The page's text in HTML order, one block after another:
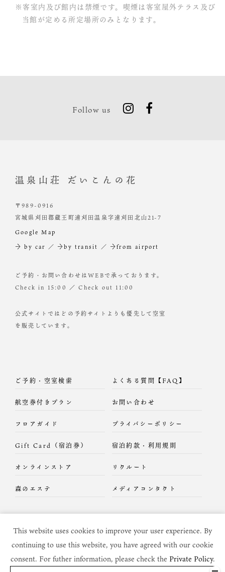
※客室内及び館内は禁煙です。喫煙は客室屋外テラス及び
当館が定める所定場所のみとなります。
Follow us
温泉山荘 だいこんの花
〒989-0916
宮城県刈田郡蔵王町遠刈田温泉字遠刈田北山21-7
Google Map
→ by car ／ →by transit ／ →from airport
ご予約・お問い合わせはWEBで承っております。
Check in 15:00 ／ Check out 11:00
公式サイトではどの予約サイトよりも優先して空室
を販売しています。
ご予約・空室検索
航空券付きプラン
フロアガイド
Gift Card（宿泊券）
オンラインストア
森のエステ
よくある質問【FAQ】
お問い合わせ
プライバシーポリシー
宿泊約款・利用規則
リクルート
メディアコンタクト
This website uses cookies to improve your user experience. By
continuing to use this website, you have agreed with our cookie
consent. For futher information, please check the Private Policy.